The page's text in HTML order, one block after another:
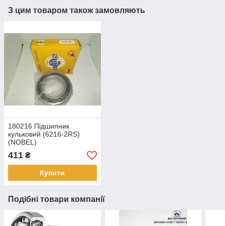
З цим товаром також замовляють
180216 Підшипник
кульковий (6216-2RS)
(NOBEL)
411 ₴
Купити
Подібні товари компанії